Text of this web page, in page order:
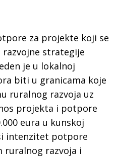
za projekte koji se
strategije
je u lokalnoj
biti u granicama koje
ruralnog razvoja uz
projekta i potpore
eura u kunskoj
intenzitet potpore
ruralnog razvoja i